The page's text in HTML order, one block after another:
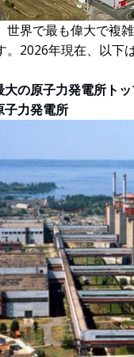
世界で最も偉大で複
。2026年現在、以下
の原子力発電所トッ
子力発電所